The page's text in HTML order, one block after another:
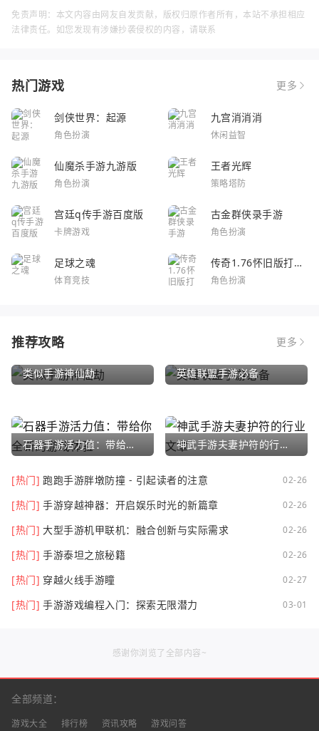
免责声明：本文内容由网友自发贡献，版权归原作者所有，本站不承担相应
法律责任。如您发现有涉嫌抄袭侵权的内容，请联系
热门游戏 更多
剑侠世界：起源
角色扮演
九宫消消消
休闲益智
仙魔杀手游九游版
角色扮演
王者光辉
策略塔防
宫廷q传手游百度版
卡牌游戏
古金群侠录手游
角色扮演
足球之魂
体育竞技
传奇1.76怀旧版打金
服
角色扮演
推荐攻略 更多
类似手游神仙劫 英雄联盟手游必备
石器手游活力值：带给你全新的游戏体验 神武手游夫妻护符的行业文章
[热门] 跑跑手游胖墩防撞 - 引起读者的注意 02-26
[热门] 手游穿越神器：开启娱乐时光的新篇章 02-26
[热门] 大型手游机甲联机：融合创新与实际需求 02-26
[热门] 手游泰坦之旅秘籍 02-26
[热门] 穿越火线手游瞳 02-27
[热门] 手游游戏编程入门：探索无限潜力 03-01
感谢你浏览了全部内容~
全部频道：
游戏大全 排行榜 资讯攻略 游戏问答